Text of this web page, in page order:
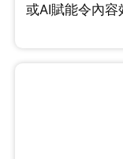
或AI賦能令內